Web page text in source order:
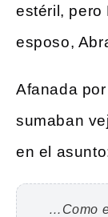
estéril, pero
esposo,
Afanada
sumaban
en el
…Como